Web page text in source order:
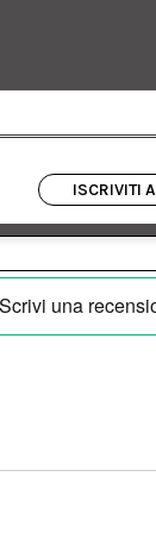
Facebook
ISCRIVITI